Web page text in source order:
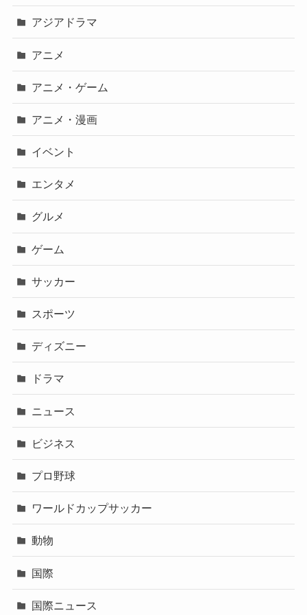
アジアドラマ
アニメ
アニメ・ゲーム
アニメ・漫画
イベント
エンタメ
グルメ
ゲーム
サッカー
スポーツ
ディズニー
ドラマ
ニュース
ビジネス
プロ野球
ワールドカップサッカー
動物
国際
国際ニュース